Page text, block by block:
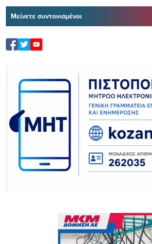
Μείνετε συντονισμένοι